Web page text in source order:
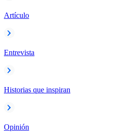
Artículo
Entrevista
Historias que inspiran
Opinión